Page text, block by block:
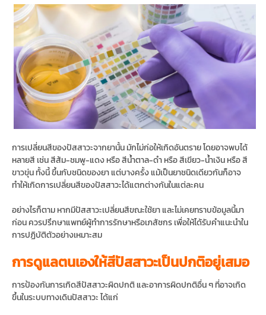
การเปลี่ยนสีของปัสสาวะจากยานั้น มักไม่ก่อให้เกิดอันตราย โดยอาจพบได้
หลายสี เช่น สีส้ม-ชมพู-แดง หรือ สีน้ำตาล-ดำ หรือ สีเขียว-น้ำเงิน หรือ สี
ขาวขุ่น ทั้งนี้ ขึ้นกับชนิดของยา แต่บางครั้ง แม้เป็นยาชนิดเดียวกันก็อาจ
ทำให้เกิดการเปลี่ยนสีของปัสสาวะได้แตกต่างกันในแต่ละคน
อย่างไรก็ตาม หากมีปัสสาวะเปลี่ยนสีขณะใช้ยา และไม่เคยทราบข้อมูลนี้มา
ก่อน ควรปรึกษาแพทย์ผู้ทำการรักษาหรือเภสัชกร เพื่อให้ได้รับคำแนะนำใน
การปฏิบัติตัวอย่างเหมาะสม
การดูแลตนเองให้สีปัสสาวะเป็นปกติอยู่เสมอ
การป้องกันการเกิดสีปัสสาวะผิดปกติ และอาการผิดปกติอื่น ๆ ที่อาจเกิด
ขึ้นในระบบทางเดินปัสสาวะ ได้แก่